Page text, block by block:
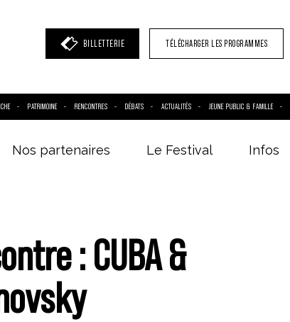
BILLETTERIE TÉLÉCHARGER LES PROGRAMMES
PATRIMOINE RENCONTRES DÉBATS ACTUALITÉS JEUNE PUBLIC & FAMILLE
Nos partenaires Le Festival Infos
: CUBA &